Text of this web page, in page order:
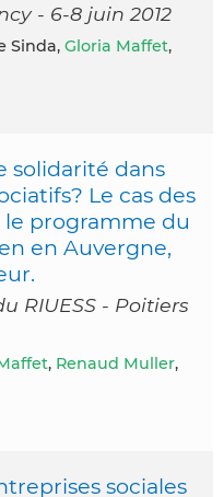
- 6-8 juin 2012
Sinda, Gloria Maffet,
solidarité dans
Le cas des
programme du
en Auvergne,
RIUESS - Poitiers
, Renaud Muller,
sociales